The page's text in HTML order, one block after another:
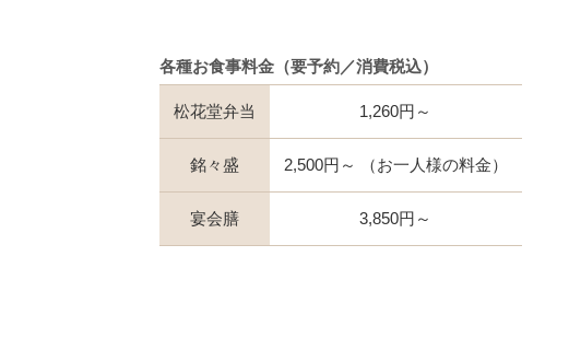
各種お食事料金（要予約／消費税込）
松花堂弁当 1,260円～
銘々盛 2,500円～ （お一人様の料金）
宴会膳 3,850円～